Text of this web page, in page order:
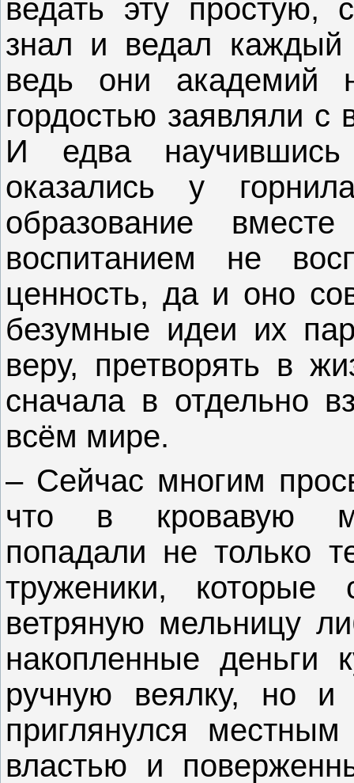
ведать эту простую,
знал и ведал каждый
ведь они
гордостью заявляли с
И едва
оказались у
образование
воспитанием не
ценность, да и оно
безумные идеи их
веру, претворять в
сначала в отдельно
всём мире.
– Сейчас многим
что в кровавую
попадали не только
труженики, которые
ветряную мельницу
накопленные деньги
ручную веялку, но и
приглянулся
властью и